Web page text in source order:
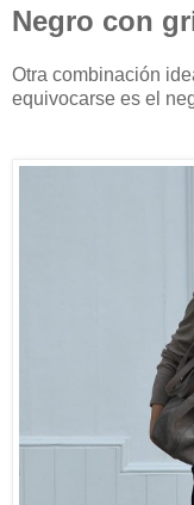
Negro con
Otra combinación
equivocarse es el